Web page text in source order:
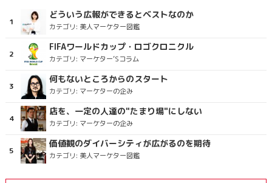
どういう広報ができるとベストなのか
カテゴリ: 美人マーケター図鑑
FIFAワールドカップ・ロゴクロニクル
カテゴリ: マーケター’Sコラム
何もないところからのスタート
カテゴリ: マーケターの企み
店を、一定の人達の"たまり場"にしない
カテゴリ: マーケターの企み
価値観のダイバーシティが広がるのを期待
カテゴリ: 美人マーケター図鑑